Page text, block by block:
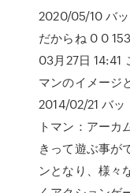
2020/05/10 バ
だからね 0 0
03月27日 14:41
マンのイメージ
2014/02/21 バッ
トマン：アーカ
きって遊ぶ事が
ンとなり、様々